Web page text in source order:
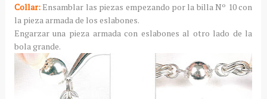
Collar:Ensamblar las piezas empezando por la billa Nº 10 con
la pieza armada de los eslabones.
Engarzar una pieza armada con eslabones al otro lado de la
bola grande.